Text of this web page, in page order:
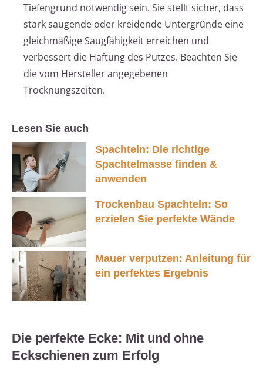
Tiefengrund notwendig sein. Sie stellt sicher, dass
stark saugende oder kreidende Untergründe eine
gleichmäßige Saugfähigkeit erreichen und
verbessert die Haftung des Putzes. Beachten Sie
die vom Hersteller angegebenen
Trocknungszeiten.
Lesen Sie auch
Spachteln: Die richtige
Spachtelmasse finden &
anwenden
Trockenbau Spachteln: So
erzielen Sie perfekte Wände
Mauer verputzen: Anleitung für
ein perfektes Ergebnis
Die perfekte Ecke: Mit und ohne
Eckschienen zum Erfolg